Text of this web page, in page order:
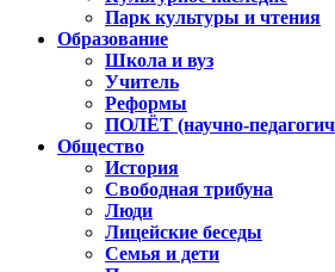
Парк культуры и чтения
Образование
Школа и вуз
Учитель
Реформы
ПОЛЁТ (научно-
Общество
История
Свободная трибуна
Люди
Лицейские беседы
Семья и дети